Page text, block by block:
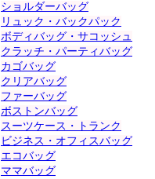
ショルダーバッグ
リュック・バックパック
ボディバッグ・サコッシュ
クラッチ・パーティバッグ
カゴバッグ
クリアバッグ
ファーバッグ
ボストンバッグ
スーツケース・トランク
ビジネス・オフィスバッグ
エコバッグ
ママバッグ